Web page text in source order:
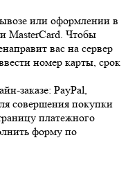
или оформлении в
MasterCard. Чтобы
вас на сервер
номер карты, срок
заказе: PayPal,
совершения покупки
платежного
форму по